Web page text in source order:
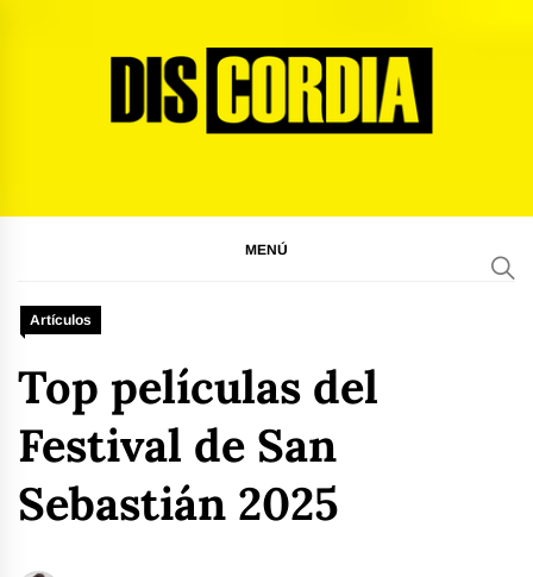
MENÚ
Artículos
Top películas del
Festival de San
Sebastián 2025